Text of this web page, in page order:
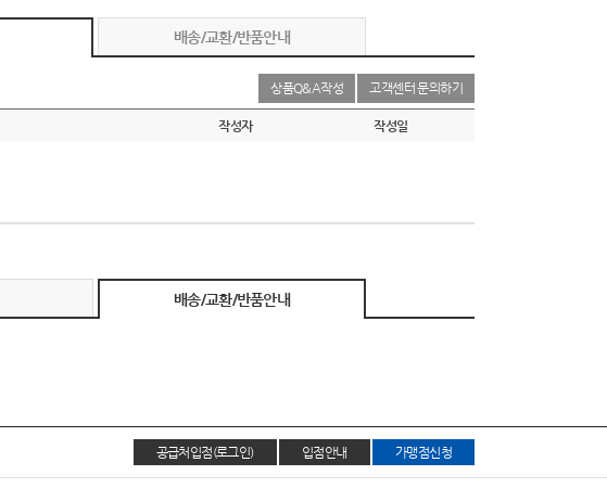
배송/교환/반품안내
상품Q&A작성 고객센터 문의하기
작성자 작성일
배송/교환/반품안내
공급처입점(로그인) 입점안내 가맹점신청